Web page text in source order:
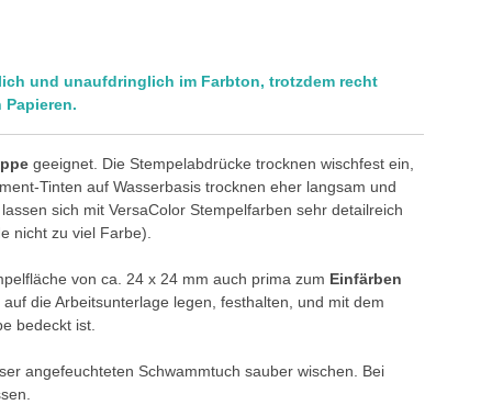
und unaufdringlich im Farbton, trotzdem recht
geeignet. Die Stempelabdrücke trocknen wischfest ein,
Tinten auf Wasserbasis trocknen eher langsam und
sich mit VersaColor Stempelfarben sehr detailreich
nicht zu viel Farbe).
von ca. 24 x 24 mm auch prima zum Einfärben
die Arbeitsunterlage legen, festhalten, und mit dem
bedeckt ist.
angefeuchteten Schwammtuch sauber wischen. Bei